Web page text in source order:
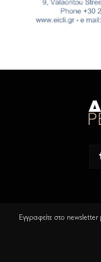
Εγγραφείτε στο newsletter